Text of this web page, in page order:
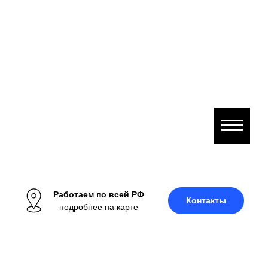
Работаем по всей РФ
подробнее на карте
Контакты